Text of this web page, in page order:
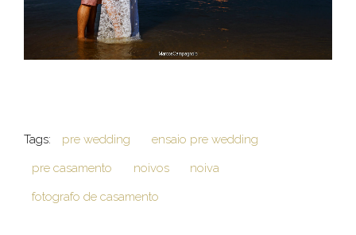
Tags: pre wedding
ensaio pre wedding
pre casamento
noivos
noiva
fotografo de casamento